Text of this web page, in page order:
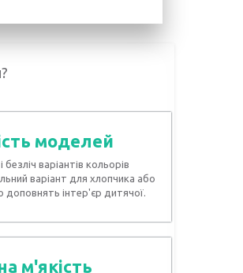
моделей
варіантів кольорів
варіант для хлопчика або
доповнять інтер'єр дитячої.
м'якість